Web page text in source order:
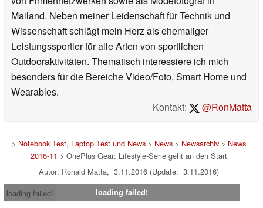
Mailand. Neben meiner Leidenschaft für Technik und
Wissenschaft schlägt mein Herz als ehemaliger
Leistungssportler für alle Arten von sportlichen
Outdooraktivitäten. Thematisch interessiere ich mich
besonders für die Bereiche Video/Foto, Smart Home und
Wearables.
Kontakt:
@RonMatta
> Notebook Test, Laptop Test und News> News> Newsarchiv> News
2016-11 > OnePlus Gear: Lifestyle-Serie geht an den Start
Autor: Ronald Matta, 3.11.2016 (Update: 3.11.2016)
loading failed!
loading failed!